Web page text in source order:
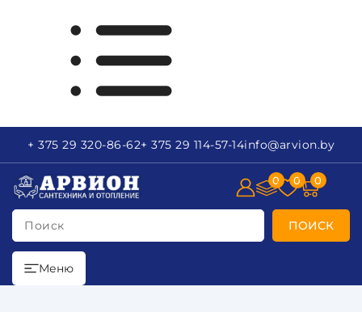
+ 375 29 320-86-62+ 375 29 114-57-14info@arvion.by
Поиск ПОИСК
0 0 0
Меню